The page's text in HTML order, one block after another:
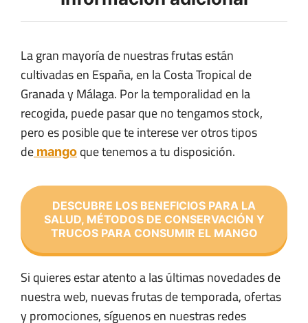
La gran mayoría de nuestras frutas están
cultivadas en España, en la Costa Tropical de
Granada y Málaga. Por la temporalidad en la
recogida, puede pasar que no tengamos stock,
pero es posible que te interese ver otros tipos
de mangoque tenemos a tu disposición.
DESCUBRE LOS BENEFICIOS PARA LA
SALUD, MÉTODOS DE CONSERVACIÓN Y
TRUCOS PARA CONSUMIR EL MANGO
Si quieres estar atento a las últimas novedades de
nuestra web, nuevas frutas de temporada, ofertas
y promociones, síguenos en nuestras redes